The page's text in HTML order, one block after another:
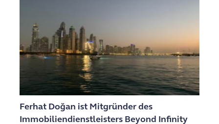
Ferhat Doğan ist Mitgründer des
Immobiliendienstleisters Beyond Infinity